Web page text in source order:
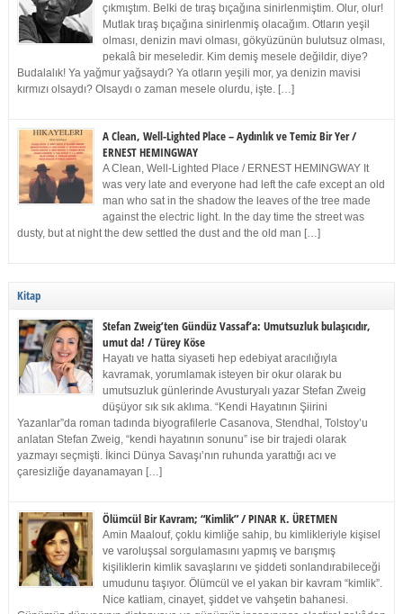
çıkmıştım. Belki de tıraş bıçağına sinirlenmiştim. Olur, olur!
Mutlak tıraş bıçağına sinirlenmiş olacağım. Otların yeşil
olması, denizin mavi olması, gökyüzünün bulutsuz olması,
pekalâ bir meseledir. Kim demiş mesele değildir, diye?
Budalalık! Ya yağmur yağsaydı? Ya otların yeşili mor, ya denizin mavisi
kırmızı olsaydı? Olsaydı o zaman mesele olurdu, işte. […]
A Clean, Well-Lighted Place – Aydınlık ve Temiz Bir Yer /
ERNEST HEMINGWAY
A Clean, Well-Lighted Place / ERNEST HEMINGWAY It
was very late and everyone had left the cafe except an old
man who sat in the shadow the leaves of the tree made
against the electric light. In the day time the street was
dusty, but at night the dew settled the dust and the old man […]
Kitap
Stefan Zweig’ten Gündüz Vassaf’a: Umutsuzluk bulaşıcıdır,
umut da! / Türey Köse
Hayatı ve hatta siyaseti hep edebiyat aracılığıyla
kavramak, yorumlamak isteyen bir okur olarak bu
umutsuzluk günlerinde Avusturyalı yazar Stefan Zweig
düşüyor sık sık aklıma. “Kendi Hayatının Şiirini
Yazanlar”da roman tadında biyografilerle Casanova, Stendhal, Tolstoy’u
anlatan Stefan Zweig, “kendi hayatının sonunu” ise bir trajedi olarak
yazmayı seçmişti. İkinci Dünya Savaşı’nın ruhunda yarattığı acı ve
çaresizliğe dayanamayan […]
Ölümcül Bir Kavram; “Kimlik” / PINAR K. ÜRETMEN
Amin Maalouf, çoklu kimliğe sahip, bu kimlikleriyle kişisel
ve varoluşsal sorgulamasını yapmış ve barışmış
kişiliklerin kimlik savaşlarını ve şiddeti sonlandırabileceği
umudunu taşıyor. Ölümcül ve el yakan bir kavram “kimlik”.
Nice katliam, cinayet, şiddet ve vahşetin bahanesi.